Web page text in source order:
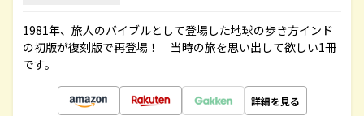
1981年、旅人のバイブルとして登場した地球の歩き方インド
の初版が復刻版で再登場！ 当時の旅を思い出して欲しい1冊
です。
詳細を見る